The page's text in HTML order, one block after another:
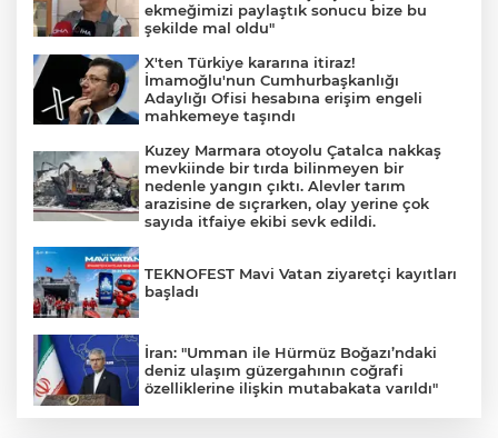
ekmeğimizi paylaştık sonucu bize bu
şekilde mal oldu"
X'ten Türkiye kararına itiraz!
İmamoğlu'nun Cumhurbaşkanlığı
Adaylığı Ofisi hesabına erişim engeli
mahkemeye taşındı
Kuzey Marmara otoyolu Çatalca nakkaş
mevkiinde bir tırda bilinmeyen bir
nedenle yangın çıktı. Alevler tarım
arazisine de sıçrarken, olay yerine çok
sayıda itfaiye ekibi sevk edildi.
TEKNOFEST Mavi Vatan ziyaretçi kayıtları
başladı
İran: "Umman ile Hürmüz Boğazı’ndaki
deniz ulaşım güzergahının coğrafi
özelliklerine ilişkin mutabakata varıldı"